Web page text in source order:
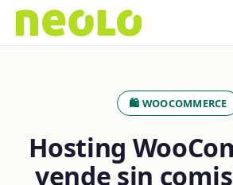
🛍️ WOOCOMMERCE
Hosting
vende sin